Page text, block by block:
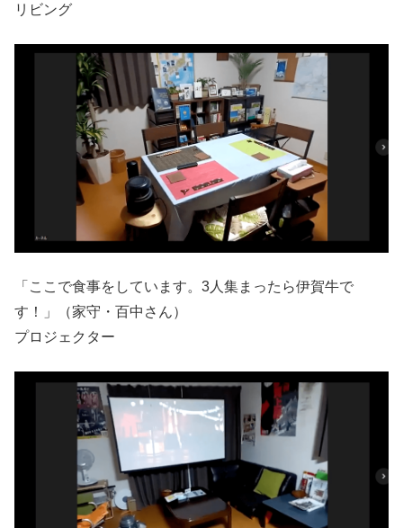
リビング
「ここで食事をしています。3人集まったら伊賀牛で
す！」（家守・百中さん）
プロジェクター